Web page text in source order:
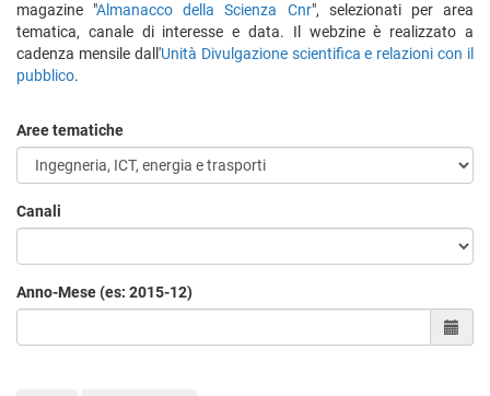
magazine "Almanacco della Scienza Cnr", selezionati per area
tematica, canale di interesse e data. Il webzine è realizzato a
cadenza mensile dall'Unità Divulgazione scientifica e relazioni con il
pubblico.
Aree tematiche
Canali
Anno-Mese (es: 2015-12)